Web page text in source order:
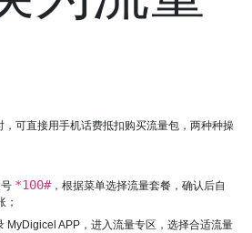
可直接用手机话费抵扣购买流量包，两种种操
号 *100#，根据菜单选择流量套餐，确认后自
；
MyDigicel APP，进入流量专区，选择合适流量